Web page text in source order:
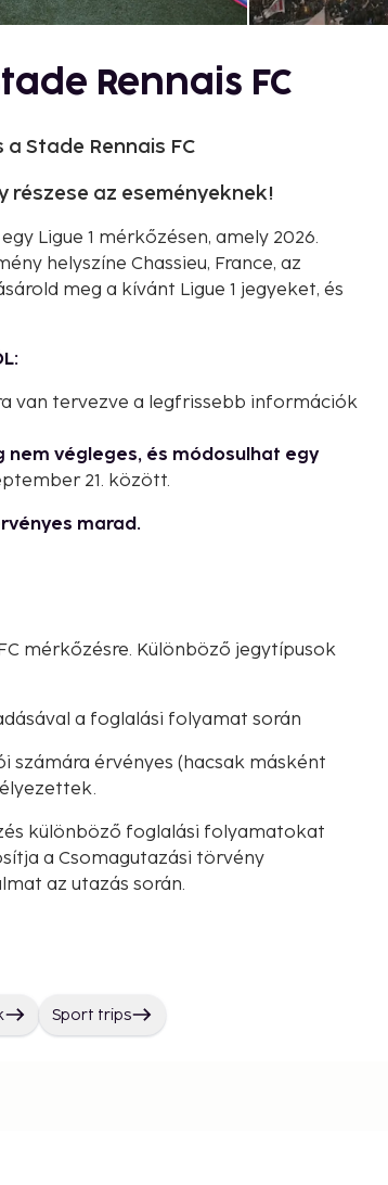
Rennais FC
Stade Rennais FC
részese az eseményeknek!
Ligue 1 mérkőzésen, amely 2026.
helyszíne Chassieu, France, az
meg a kívánt Ligue 1 jegyeket, és
van tervezve a legfrissebb információk
nem végleges, és módosulhat egy
21. között.
marad.
mérkőzésre. Különböző jegytípusok
a foglalási folyamat során
számára érvényes (hacsak másként
különböző foglalási folyamatokat
a Csomagutazási törvény
az utazás során.
Sport trips